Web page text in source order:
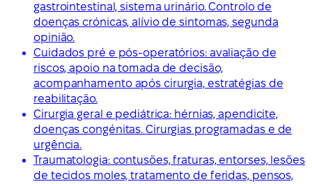
gastrointestinal, sistema urinário. Controlo de
doenças crónicas, alívio de sintomas, segunda
opinião.
Cuidados pré e pós-operatórios: avaliação de
riscos, apoio na tomada de decisão,
acompanhamento após cirurgia, estratégias de
reabilitação.
Cirurgia geral e pediátrica: hérnias, apendicite,
doenças congénitas. Cirurgias programadas e de
urgência.
Traumatologia: contusões, fraturas, entorses, lesões
de tecidos moles, tratamento de feridas, pensos,